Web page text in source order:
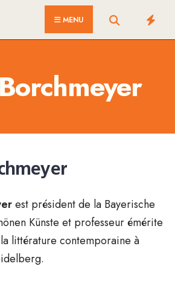
MENU
est président de la Bayerische
Künste et professeur émérite
littérature contemporaine à